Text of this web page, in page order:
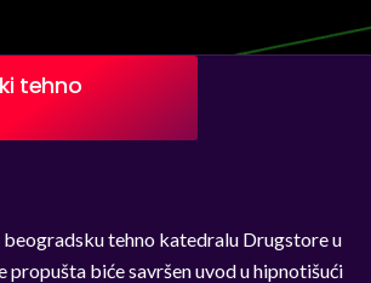
tehno
tehno katedralu Drugstore u
propušta biće savršen uvod u hipnotišući